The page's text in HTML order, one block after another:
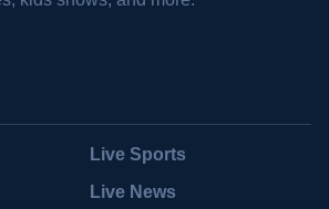
Live Sports
Live News